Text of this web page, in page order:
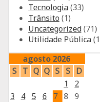
Tecnologia(33)
Trânsito (1)
Uncategorized(71)
Utilidade Pública
agosto 2026
S T Q Q S S D
1
2
3
4 5 6 7 8
9